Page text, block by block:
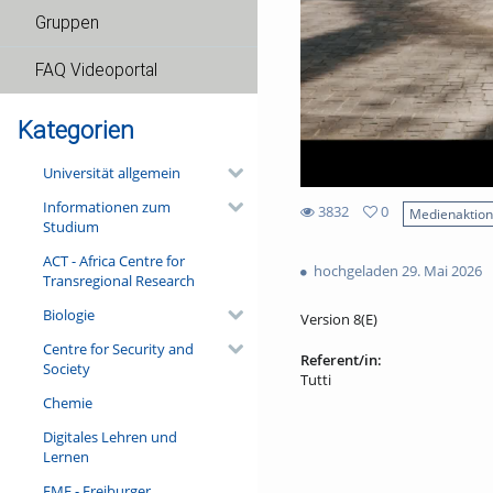
Gruppen
FAQ Videoportal
Kategorien
Universität allgemein
Informationen zum
Studium
ACT - Africa Centre for
Transregional Research
Biologie
Centre for Security and
Society
Chemie
Digitales Lehren und
Lernen
3832
views
0
hochgeladen 29. Mai 2026
Version 8(E)
Referent/in:
Tutti